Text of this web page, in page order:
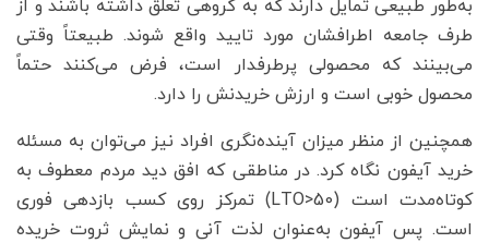
به‌طور طبیعی تمایل دارند که به گروهی تعلق داشته باشند و از
طرف جامعه اطرافشان مورد تایید واقع شوند. طبیعتاً وقتی
می‌بینند که محصولی پرطرفدار است، فرض می‌کنند حتماً
محصول خوبی است و ارزش خریدنش را دارد.
همچنین از منظر میزان آینده‌نگری افراد نیز می‌توان به مسئله
خرید آیفون نگاه کرد. در مناطقی که افق دید مردم معطوف به
کوتاه‌مدت است (LTO>50) تمرکز روی کسب بازدهی فوری
است. پس آیفون به‌عنوان لذت آنی و نمایش ثروت خریده